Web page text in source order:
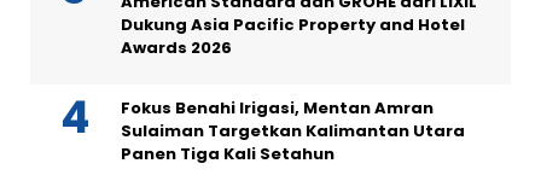
Dukung Asia Pacific Property and Hotel
Awards 2026
Fokus Benahi Irigasi, Mentan Amran
Sulaiman Targetkan Kalimantan Utara
Panen Tiga Kali Setahun